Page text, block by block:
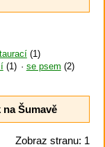
(1)
(1) se psem (2)
Šumavě
Zobraz stranu: 1